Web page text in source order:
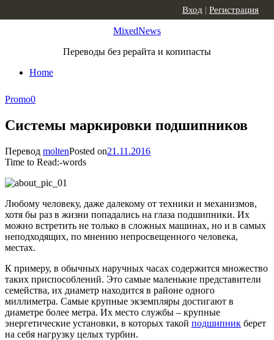
MixedNews
Переводы без рерайта и копипасты
Home
Вход | Регистрация
Promo0
Системы маркировки подшипников
Перевод moltenPosted on21.11.2016
Time to Read:-words
Любому человеку, даже далекому от техники и механизмов,
хотя бы раз в жизни попадались на глаза подшипники. Их
можно встретить не только в сложных машинах, но и в самых
неподходящих, по мнению непросвещенного человека,
местах.
К примеру, в обычных наручных часах содержится множество
таких приспособлений. Это самые маленькие представители
семейства, их диаметр находится в районе одного
миллиметра. Самые крупные экземпляры достигают в
диаметре более метра. Их место службы – крупные
энергетические установки, в которых такой подшипник берет
на себя нагрузку целых турбин.